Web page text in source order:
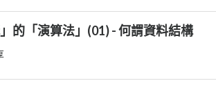
的「演算法」(01) - 何謂資料結構